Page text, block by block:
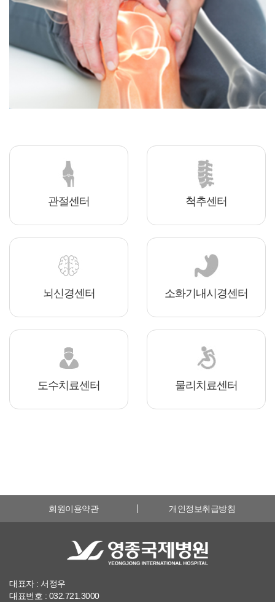
관절센터 척추센터
뇌신경센터 소화기내시경센터
도수치료센터 물리치료센터
회원이용약관 개인정보취급방침
대표자 : 서정우
대표번호 : 032.721.3000